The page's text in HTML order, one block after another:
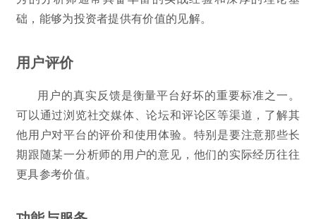
础，能够为投资者提供有价值的见解。
用户评价
用户的真实反馈是衡量平台好坏的重要标准之一。
可以通过浏览社交媒体、论坛和评论区等渠道，了解其
他用户对平台的评价和使用体验。特别是要注意那些长
期跟随某一分析师的用户的意见，他们的实际经历往往
更具参考价值。